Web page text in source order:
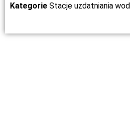
Kategorie Stacje uzdatniania